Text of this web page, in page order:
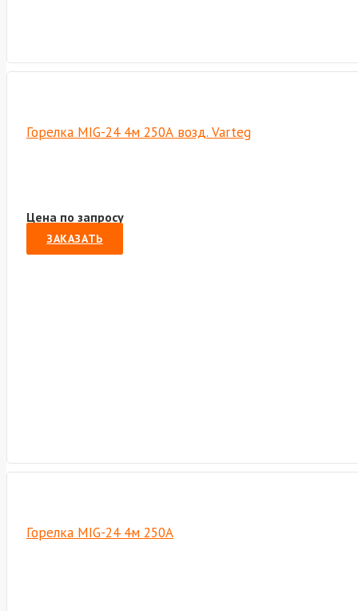
Горелка MIG-24 4м 250А возд. Varteg
Цена по запросу
ЗАКАЗАТЬ
Горелка MIG-24 4м 250А